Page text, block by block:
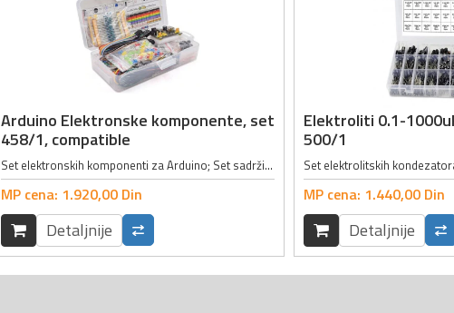
Arduino Elektronske komponente, set
458/1, compatible
Set elektronskih komponenti za Arduino; Set sadrži 458 komponenti među kojima su:; - 1 x Modul za napajanje (Ulazni napon: 6.5 - 12V ili napajanje preko USB-a, Izlazni napon: 3.3 - 5V, Maksimalna izlazna jačina struje: 700mA); - 1 x...
MP cena: 1.920,00 Din
Detaljnije
Elektroliti 0.1-
500/1
MP cena: 1.440,00 Din
Detaljnije